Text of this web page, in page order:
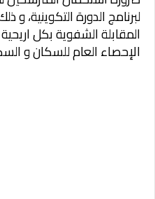
لبرنامج الدورة التكوينية، و
المقابلة الشفوية بكل
الإحصاء العام للسكان و